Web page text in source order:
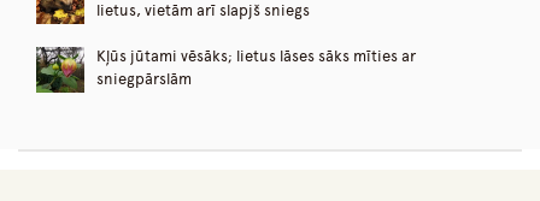
lietus, vietām arī slapjš sniegs
Kļūs jūtami vēsāks; lietus lāses sāks mīties ar
sniegpārslām